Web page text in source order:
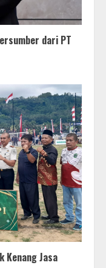
dari PT
Kenang Jasa